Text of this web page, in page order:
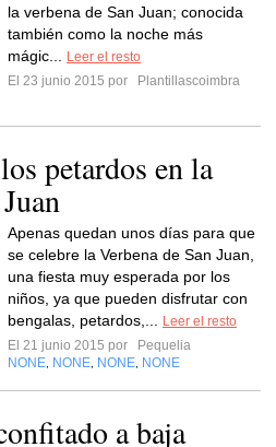
la verbena de San Juan; conocida
también como la noche más
mágic...
Leer el resto
El 23 junio 2015 por
Plantillascoimbra
petardos en la
Apenas quedan unos días para que
se celebre la Verbena de San Juan,
una fiesta muy esperada por los
niños, ya que pueden disfrutar con
bengalas, petardos,...
Leer el resto
El 21 junio 2015 por
Pequelia
NONE NONE NONE NONE
a baja